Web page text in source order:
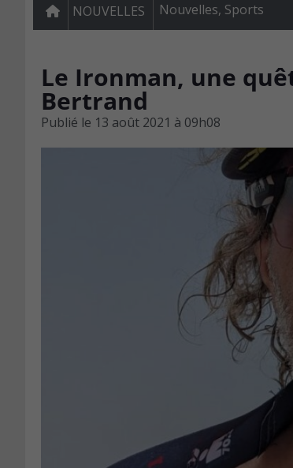
NOUVELLES Nouvelles, Sports
Le Ironman, une
Bertrand
Publié le 13 août 2021 à 09h08